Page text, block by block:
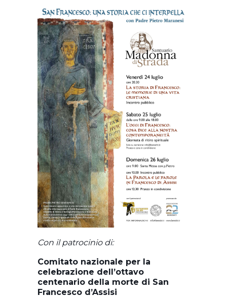
Con il patrocinio di:
Comitato nazionale per la
celebrazione dell’ottavo
centenario della morte di San
Francesco d’Assisi